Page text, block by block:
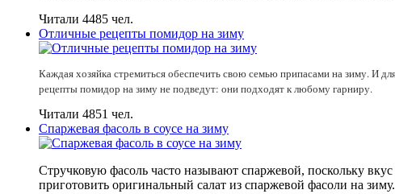
Читали 4485 чел.
Отличные рецепты помидор на зиму
Каждая хозяйка стремиться обеспечить свою семью припасами на зиму. И
рецепты помидор на зиму не подведут: они подходят к любому гарниру.
Читали 4851 чел.
Спаржевая фасоль в соусе на зиму
Стручковую фасоль часто называют спаржевой, поскольку
приготовить оригинальный салат из спаржевой фасоли на